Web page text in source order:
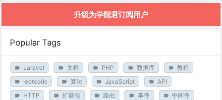
升级为学院君订阅用户
Popular Tags
Laravel 文档 PHP 数据库
教程
leetcode
算法 JavaScript
API
HTTP
扩展包 路由 事件
中间件